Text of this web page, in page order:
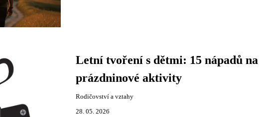
Letní tvoření s dětmi: 15 nápadů na
prázdninové aktivity
Rodičovství a vztahy
28. 05. 2026